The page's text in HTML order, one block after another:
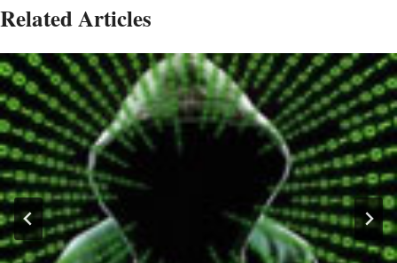
Related Articles